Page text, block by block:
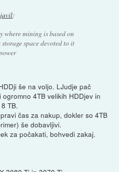
:
where mining is based on
space devoted to it
še na voljo. LJudje pač
4TB velikih HDDjev in
TB.
čas za nakup, dokler so 4TB
še dobavljivi.
za počakati, bohvedi zakaj.